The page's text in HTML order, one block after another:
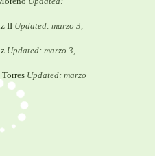
II Updated: marzo 3,
Updated: marzo 3,
Updated: marzo